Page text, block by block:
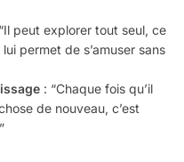
peut explorer tout seul, ce
permet de s’amuser sans
: “Chaque fois qu’il
de nouveau, c’est